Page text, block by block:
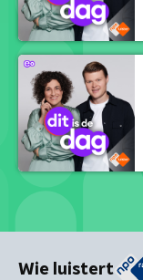
Wie luistert